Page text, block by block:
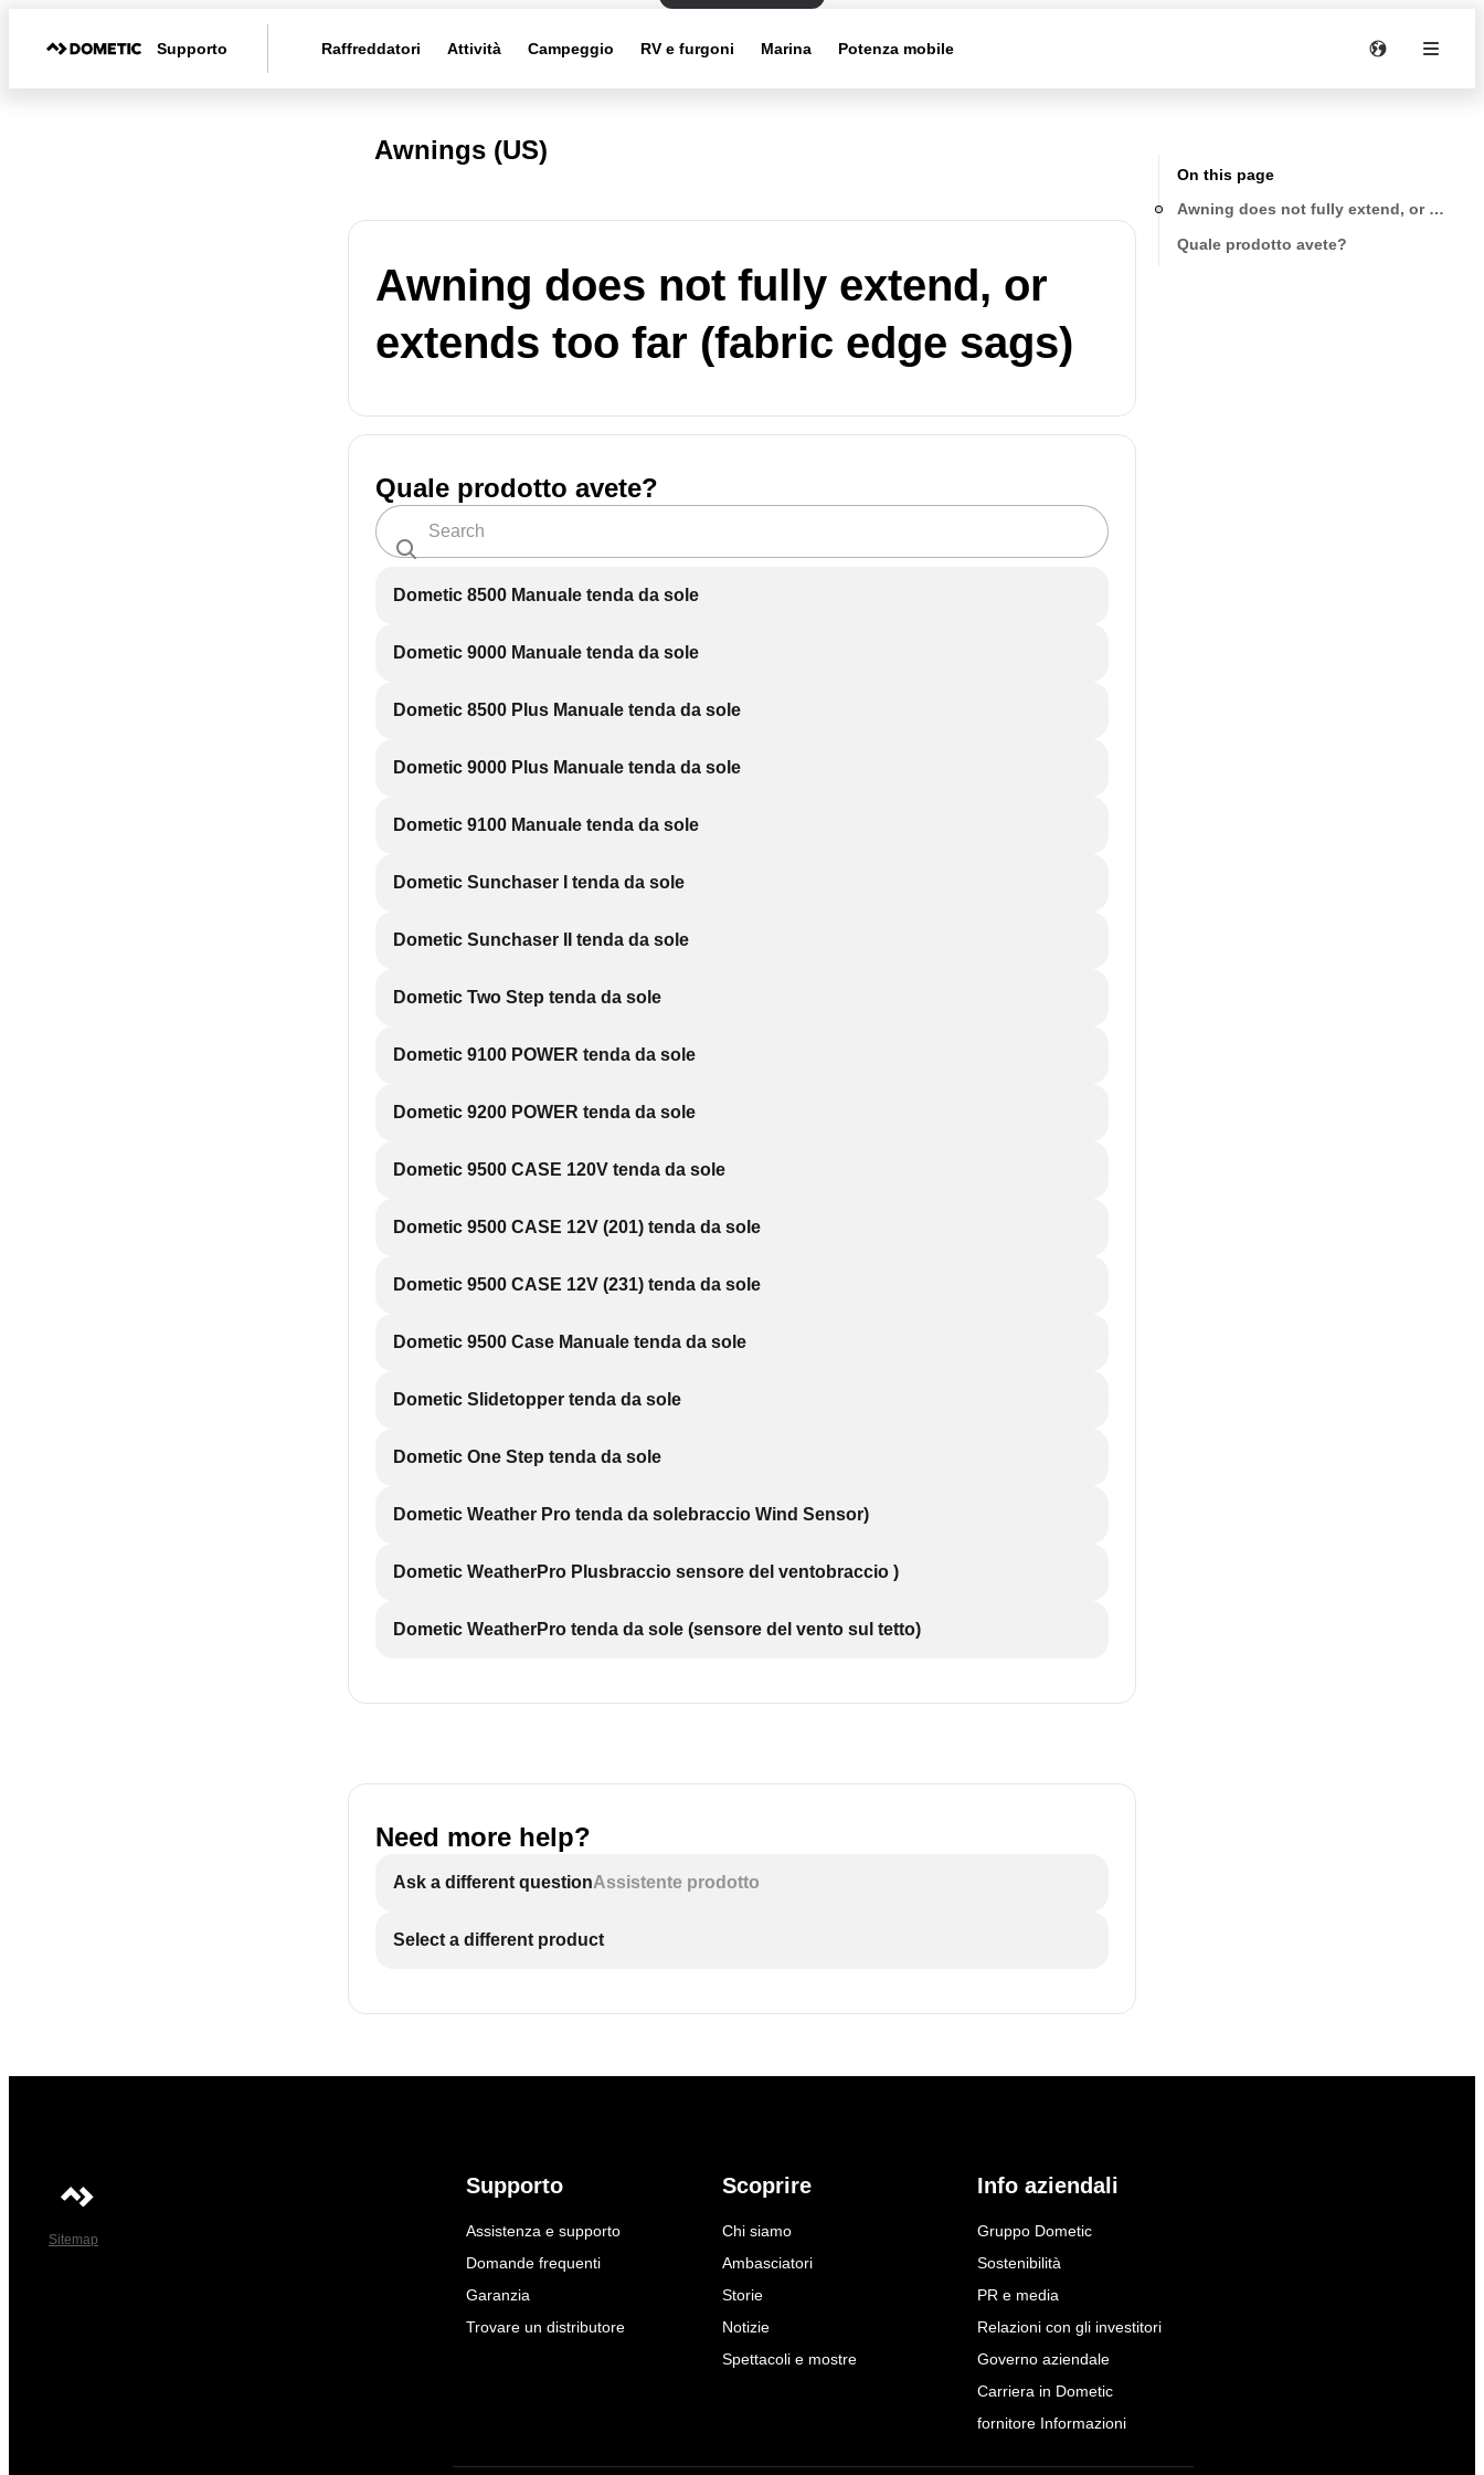
Supporto Raffreddatori Attività Campeggio RV e furgoni Marina Potenza mobile
Awnings (US)
Awning does not fully extend, or
extends too far (fabric edge sags)
Quale prodotto avete?
Dometic 8500 Manuale tenda da sole
Dometic 9000 Manuale tenda da sole
Dometic 8500 Plus Manuale tenda da sole
Dometic 9000 Plus Manuale tenda da sole
Dometic 9100 Manuale tenda da sole
Dometic Sunchaser I tenda da sole
Dometic Sunchaser II tenda da sole
Dometic Two Step tenda da sole
Dometic 9100 POWER tenda da sole
Dometic 9200 POWER tenda da sole
Dometic 9500 CASE 120V tenda da sole
Dometic 9500 CASE 12V (201) tenda da sole
Dometic 9500 CASE 12V (231) tenda da sole
Dometic 9500 Case Manuale tenda da sole
Dometic Slidetopper tenda da sole
Dometic One Step tenda da sole
Dometic Weather Pro tenda da solebraccio Wind Sensor)
Dometic WeatherPro Plusbraccio sensore del ventobraccio )
Dometic WeatherPro tenda da sole (sensore del vento sul tetto)
Need more help?
Ask a different questionAssistente prodotto
Select a different product
On this page
Awning does not fully extend, or
Quale prodotto avete?
Sitemap
Supporto
Assistenza e supporto
Domande frequenti
Garanzia
Trovare un distributore
Scoprire
Chi siamo
Ambasciatori
Storie
Notizie
Spettacoli e mostre
Info aziendali
Gruppo Dometic
Sostenibilità
PR e media
Relazioni con gli investitori
Governo aziendale
Carriera in Dometic
fornitore Informazioni